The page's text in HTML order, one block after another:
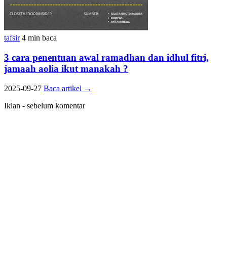
tafsir 4 min baca
3 cara penentuan awal ramadhan dan idhul fitri,
jamaah aolia ikut manakah ?
2025-09-27 Baca artikel →
Iklan - sebelum komentar